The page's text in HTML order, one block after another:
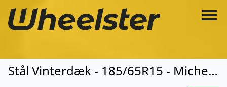
Stål Vinterdæk - 185/65R15 - Michelin (3465)